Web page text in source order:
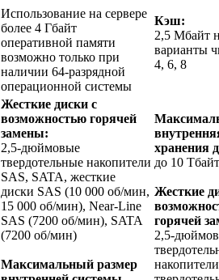
Использование на сервере
более 4 Гбайт
оперативной памяти
возможно только при
наличии 64-разрядной
операционной системы
Кэш:
2,5 Мбайт
варианты
4, 6, 8
Жесткие диски с
возможностью горячей
замены:
2,5-дюймовые
твердотельные накопители
SAS, SATA, жесткие
диски SAS (10 000 об/мин,
15 000 об/мин), Near-Line
SAS (7200 об/мин), SATA
(7200 об/мин)
Максимальный размер
хранения
до 10 Тбайт
Жесткие
горячей
2,5-